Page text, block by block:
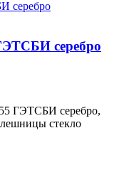
серебро
ГЭТСБИ серебро,
стекло